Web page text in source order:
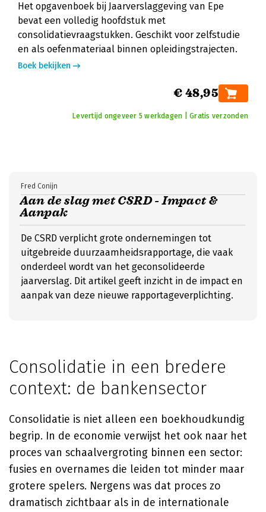
Het opgavenboek bij Jaarverslaggeving van Epe
bevat een volledig hoofdstuk met
consolidatievraagstukken. Geschikt voor zelfstudie
en als oefenmateriaal binnen opleidingstrajecten.
Boek bekijken
€ 48,95
Levertijd ongeveer 5 werkdagen | Gratis verzonden
Aan de slag met CSRD - Impact &
Aanpak
Fred Conijn
De CSRD verplicht grote ondernemingen tot
uitgebreide duurzaamheidsrapportage, die vaak
onderdeel wordt van het geconsolideerde
jaarverslag. Dit artikel geeft inzicht in de impact en
aanpak van deze nieuwe rapportageverplichting.
Consolidatie in een bredere
context: de bankensector
Consolidatie is niet alleen een boekhoudkundig
begrip. In de economie verwijst het ook naar het
proces van schaalvergroting binnen een sector:
fusies en overnames die leiden tot minder maar
grotere spelers. Nergens was dat proces zo
dramatisch zichtbaar als in de internationale